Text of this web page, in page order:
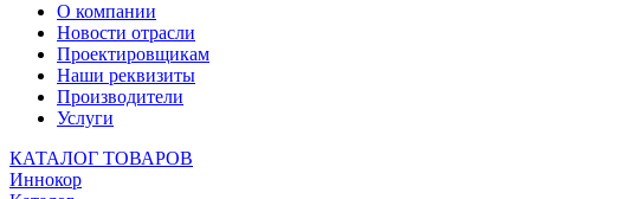
О компании
Новости отрасли
Проектировщикам
Наши реквизиты
Производители
Услуги
КАТАЛОГ ТОВАРОВ
Иннокор